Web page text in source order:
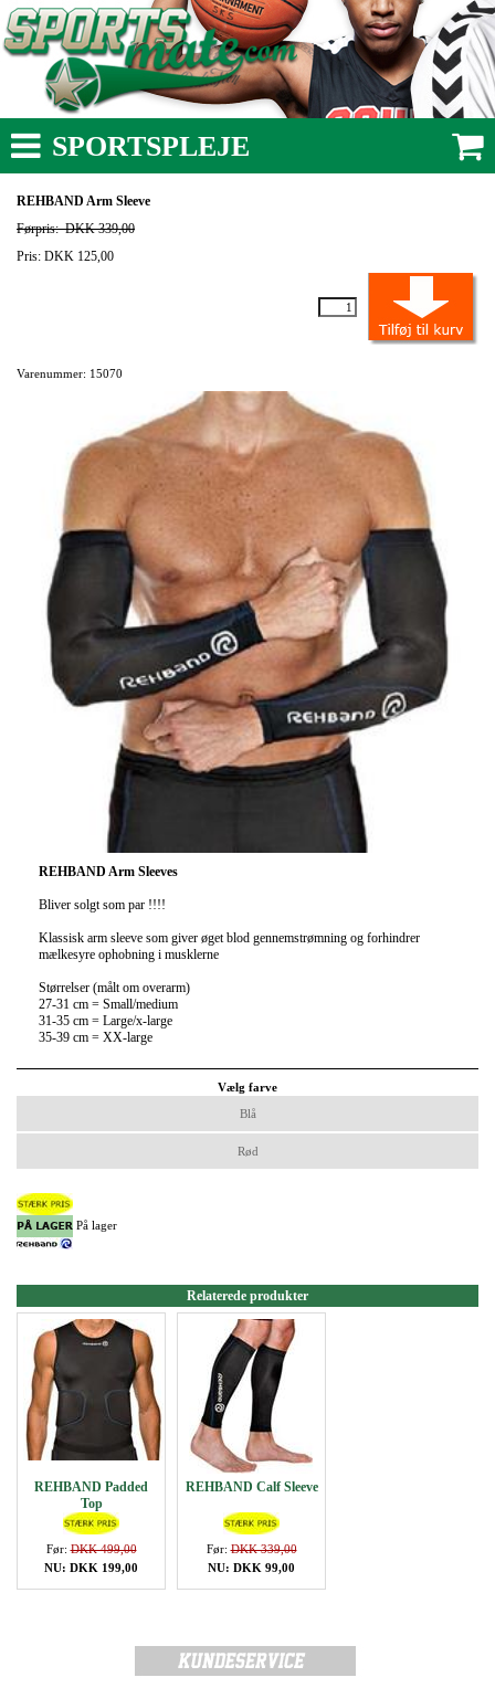
SPORTSPLEJE
REHBAND Arm Sleeve
Førpris:DKK 339,00
Pris: DKK 125,00
Varenummer: 15070
REHBAND Arm Sleeves
Bliver solgt som par !!!!
Klassisk arm sleeve som giver øget blod gennemstrømning og forhindrer
mælkesyre ophobning i musklerne
Størrelser (målt om overarm)
27-31 cm = Small/medium
31-35 cm = Large/x-large
35-39 cm = XX-large
Vælg farve
Blå
Rød
På lager
Relaterede produkter
REHBAND Padded
Top
Før:DKK 499,00
NU: DKK 199,00
REHBAND Calf Sleeve
Før:DKK 339,00
NU: DKK 99,00